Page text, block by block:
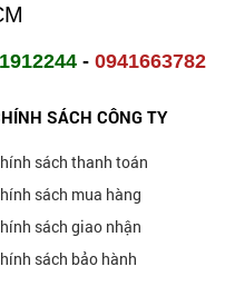
- 0941663782
SÁCH CÔNG TY
sách thanh toán
sách mua hàng
sách giao nhận
sách bảo hành